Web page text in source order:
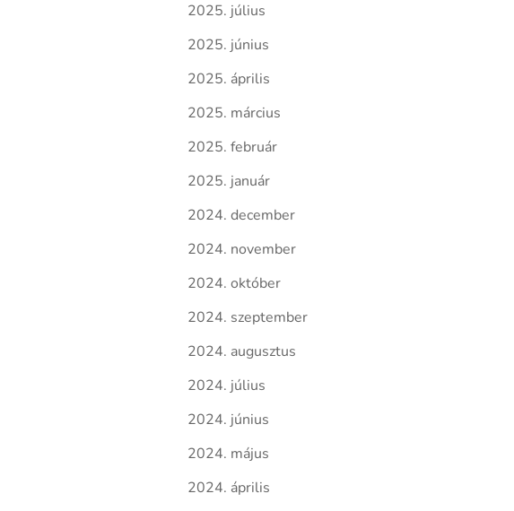
2025. július
2025. június
2025. április
2025. március
2025. február
2025. január
2024. december
2024. november
2024. október
2024. szeptember
2024. augusztus
2024. július
2024. június
2024. május
2024. április